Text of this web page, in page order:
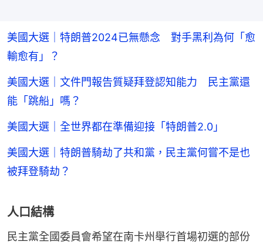
美國大選｜特朗普2024已無懸念 對手黑利為何「愈
輸愈有」？
美國大選｜文件門報告質疑拜登認知能力 民主黨還
能「跳船」嗎？
美國大選｜全世界都在準備迎接「特朗普2.0」
美國大選｜特朗普騎劫了共和黨，民主黨何嘗不是也
被拜登騎劫？
人口結構
民主黨全國委員會希望在南卡州舉行首場初選的部份